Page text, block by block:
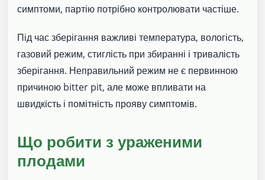
симптоми, партію потрібно контролювати частіше.
Під час зберігання важливі температура, вологість,
газовий режим, стиглість при збиранні і тривалість
зберігання. Неправильний режим не є первинною
причиною bitter pit, але може впливати на
швидкість і помітність прояву симптомів.
Що робити з ураженими
плодами